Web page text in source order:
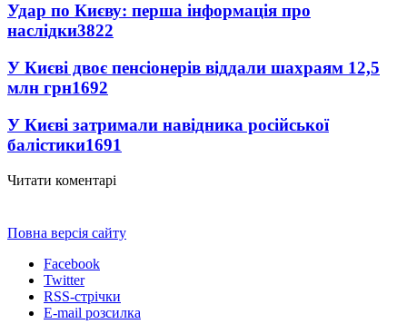
Удар по Києву: перша інформація про
наслідки3822
У Києві двоє пенсіонерів віддали шахраям 12,5
млн грн1692
У Києві затримали навідника російської
балістики1691
Читати коментарі
Повна версія сайту
Facebook
Twitter
RSS-стрічки
E-mail розсилка